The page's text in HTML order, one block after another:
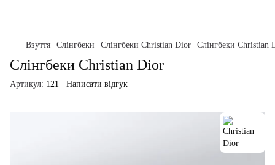
Взуття Слінгбеки Слінгбеки Christian Dior Слінгбеки Christian
Слінгбеки Christian Dior
Артикул: 121 Написати відгук